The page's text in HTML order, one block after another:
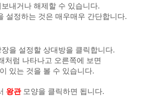
내거나 해제할 수 있습니다.
설정하는 것은 매우매우 간단합니다.
을 설정할 상대방을 클릭합니다.
처럼 나타나고 오른쪽에 보면
있는 것을 볼 수 있습니다.
왕관모양을 클릭하면 됩니다.